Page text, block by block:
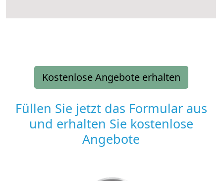
Kostenlose Angebote erhalten
Füllen Sie jetzt das Formular aus
und erhalten Sie kostenlose
Angebote